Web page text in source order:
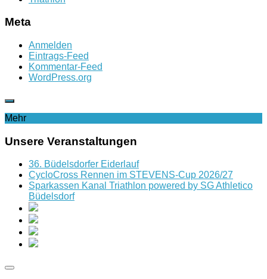
Meta
Anmelden
Eintrags-Feed
Kommentar-Feed
WordPress.org
Mehr
Unsere Veranstaltungen
36. Büdelsdorfer Eiderlauf
CycloCross Rennen im STEVENS-Cup 2026/27
Sparkassen Kanal Triathlon powered by SG Athletico
Büdelsdorf